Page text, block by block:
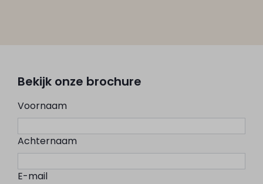
Bekijk onze brochure
Voornaam
Achternaam
E-mail